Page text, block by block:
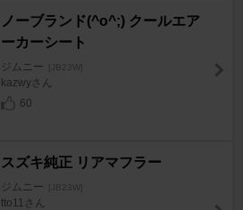
ノーブランド(^o^;) クールエア
ーカーシート
ジムニー [JB23W]
kazwyさん
60
スズキ純正 リアマフラー
ジムニー [JB23W]
tto11さん